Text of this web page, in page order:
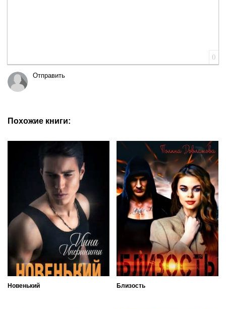
0
Отправить
Похожие книги:
Новенький Близость